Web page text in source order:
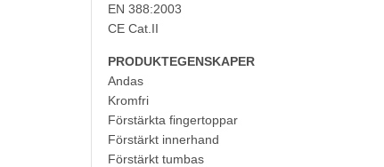
EN 388:2003
CE Cat.II
PRODUKTEGENSKAPER
Andas
Kromfri
Förstärkta fingertoppar
Förstärkt innerhand
Förstärkt tumbas